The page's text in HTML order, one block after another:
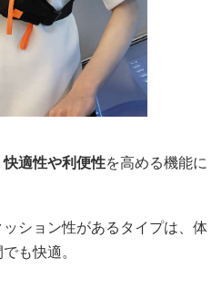
快適性や利便性を高める機能に
ション性があるタイプは、体
も快適。